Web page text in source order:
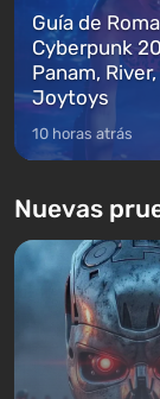
Guía de
Cyberpunk
Panam,
Joytoys
10 horas atrás
Nuevas